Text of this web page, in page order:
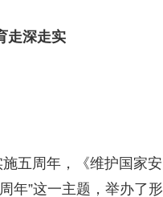
走深走实
五周年，《维护国家安
年”这一主题，举办了形